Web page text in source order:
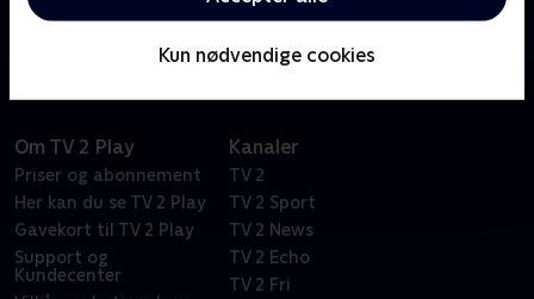
Kun nødvendige cookies
samt trusler på livet fra den virkelige mafia.
Om TV 2 Play
Priser og abonnement
Her kan du se TV 2 Play
Gavekort til TV 2 Play
Support og
Kundecenter
Kanaler
TV 2
TV 2 Sport
TV 2 News
TV 2 Echo
TV 2 Fri